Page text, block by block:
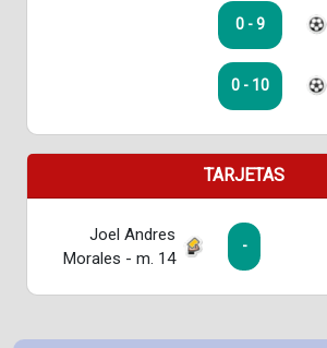
0 - 9
0 - 10
TARJETAS
Joel Andres
Morales - m. 14
-